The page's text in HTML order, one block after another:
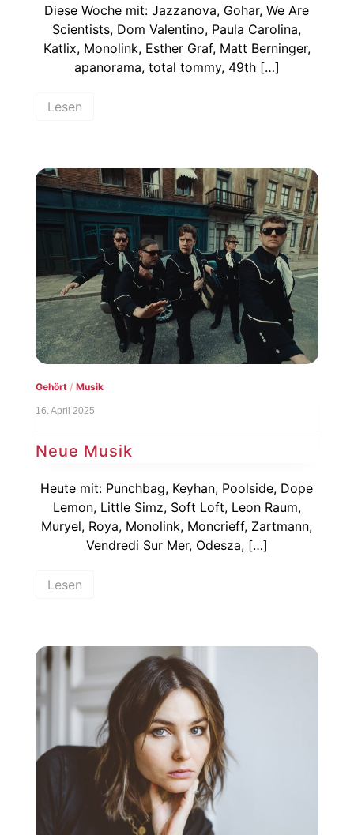
Diese Woche mit: Jazzanova, Gohar, We Are
Scientists, Dom Valentino, Paula Carolina,
Katlix, Monolink, Esther Graf, Matt Berninger,
apanorama, total tommy, 49th […]
Lesen
Gehört/ Musik
16. April 2025
Neue Musik
Heute mit: Punchbag, Keyhan, Poolside, Dope
Lemon, Little Simz, Soft Loft, Leon Raum,
Muryel, Roya, Monolink, Moncrieff, Zartmann,
Vendredi Sur Mer, Odesza, […]
Lesen